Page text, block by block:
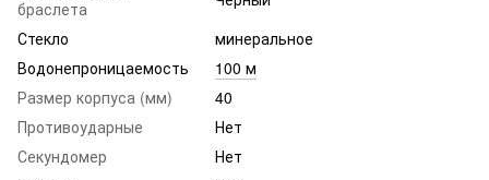
браслета
Стекло
минеральное
Водонепроницаемость
100 м
Размер корпуса (мм)
40
Противоударные
Нет
Секундомер
Нет